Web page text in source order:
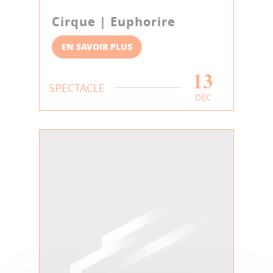
Cirque | Euphorire
EN SAVOIR PLUS
SPECTACLE 13
DÉC